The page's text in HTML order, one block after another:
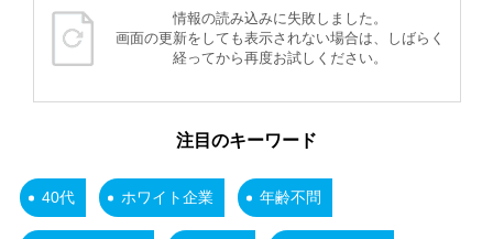
情報の読み込みに失敗しました。
画面の更新をしても表示されない場合は、しばらく
経ってから再度お試しください。
注目のキーワード
40代 ホワイト企業 年齢不問